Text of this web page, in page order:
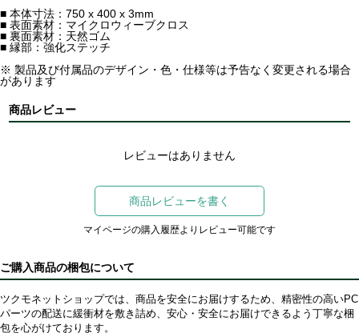
■ 本体寸法：750 x 400 x 3mm
■ 表面素材：マイクロウィーブクロス
■ 裏面素材：天然ゴム
■ 縁部：強化ステッチ
※ 製品及び付属品のデザイン・色・仕様等は予告なく変更される場合
があります
商品レビュー
レビューはありません
商品レビューを書く
マイページの購入履歴よりレビュー可能です
ご購入商品の梱包について
ツクモネットショップでは、商品を安全にお届けするため、精密性の高いPC
パーツの配送に緩衝材を敷き詰め、安心・安全にお届けできるよう丁寧な梱
包を心がけております。